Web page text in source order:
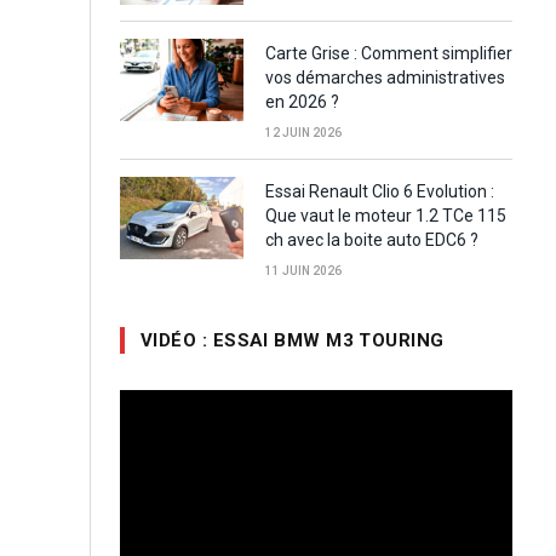
Carte Grise : Comment simplifier
vos démarches administratives
en 2026 ?
12 JUIN 2026
Essai Renault Clio 6 Evolution :
Que vaut le moteur 1.2 TCe 115
ch avec la boite auto EDC6 ?
11 JUIN 2026
VIDÉO : ESSAI BMW M3 TOURING